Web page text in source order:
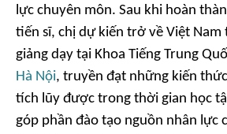
lực chuyên môn. Sau khi hoàn
tiến sĩ, chị dự kiến trở về Việt Nam
giảng dạy tại Khoa Tiếng Trung
Hà Nội, truyền đạt những kiến
tích lũy được trong thời gian học
góp phần đào tạo nguồn nhân lực